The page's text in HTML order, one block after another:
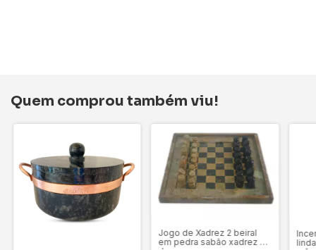
Quem comprou também viu!
Jogo de Xadrez 2 beiral
em pedra sabão xadrez e